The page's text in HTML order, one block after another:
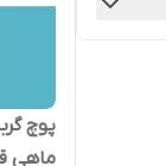
پوچ
ماهی قزل